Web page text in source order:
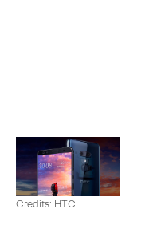
Credits: HTC